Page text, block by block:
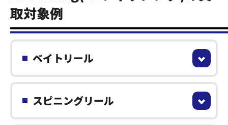
取対象例
ベイトリール
スピニングリール